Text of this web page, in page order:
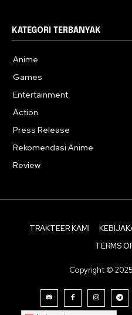
KATEGORI TERBANYAK
Anime
Games
Entertainment
Action
Press Release
Rekomendasi Anime
Review
TRAKTEER KAMI
TERMS
Copyright ©